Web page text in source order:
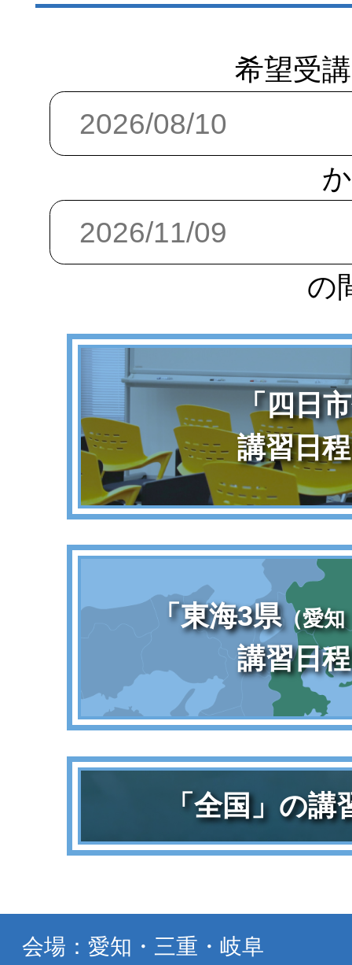
希望受
の
「四日
講習日
「東海3県（愛知
講習日
「全国」の
会場：愛知・三重・岐阜